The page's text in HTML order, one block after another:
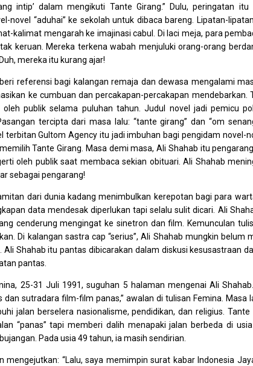
intip’ dalam mengikuti Tante Girang.” Dulu, peringatan
novel “aduhai” ke sekolah untuk dibaca bareng. Lipatan-
kalimat mengarah ke imajinasi cabul. Di laci meja, para
keruan. Mereka terkena wabah menjuluki orang-orang
mereka itu kurang ajar!
referensi bagi kalangan remaja dan dewasa mengalami
ke cumbuan dan percakapan-percakapan mendebarkan.
oleh publik selama puluhan tahun. Judul novel jadi pemicu
tercipta dari masa lalu: “tante girang” dan “om
terbitan Gultom Agency itu jadi imbuhan bagi pengidam novel-
Tante Girang. Masa demi masa, Ali Shahab itu
oleh publik saat membaca sekian obituari. Ali Shahab
sebagai pengarang!
dari dunia kadang menimbulkan kerepotan bagi para
data mendesak diperlukan tapi selalu sulit dicari. Ali
cenderung mengingat ke sinetron dan film. Kemunculan
Di kalangan sastra cap “serius”, Ali Shahab mungkin
Ali Shahab itu pantas dibicarakan dalam diskusi kesusastraan
pantas.
25-31 Juli 1991, suguhan 5 halaman mengenai Ali
dan sutradara film-film panas,” awalan di tulisan Femina. Masa
jalan berselera nasionalisme, pendidikan, dan religius.
“panas” tapi memberi dalih menapaki jalan berbeda di
Pada usia 49 tahun, ia masih sendirian.
mengejutkan: “Lalu, saya memimpin surat kabar Indonesia